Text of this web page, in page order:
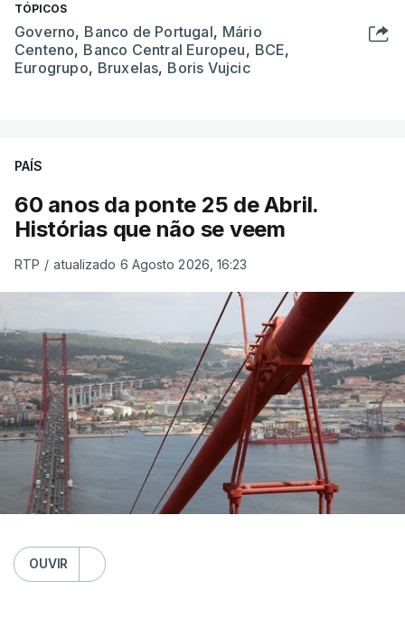
TÓPICOS
Governo, Banco de Portugal, Mário
Centeno, Banco Central Europeu, BCE,
Eurogrupo, Bruxelas, Boris Vujcic
PAÍS
60 anos da ponte 25 de Abril.
Histórias que não se veem
RTP / atualizado 6 Agosto 2026, 16:23
OUVIR